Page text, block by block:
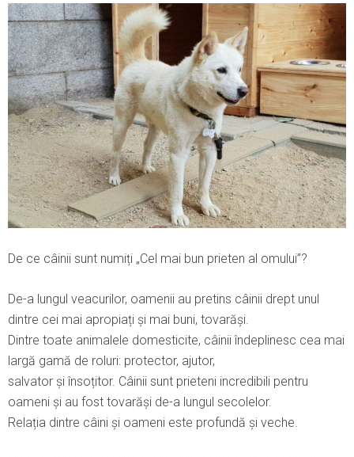
De ce câinii sunt numiți „Cel mai bun prieten al omului”?
De-a lungul veacurilor, oamenii au pretins câinii drept unul
dintre cei mai apropiați și mai buni, tovarăși.
Dintre toate animalele domesticite, câinii îndeplinesc cea mai
largă gamă de roluri: protector, ajutor,
salvator și însoțitor. Câinii sunt prieteni incredibili pentru
oameni și au fost tovarăși de-a lungul secolelor.
Relația dintre câini și oameni este profundă și veche.